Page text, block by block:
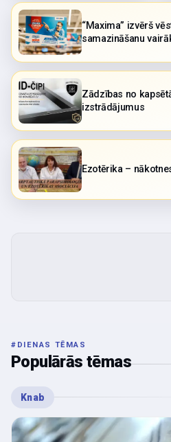
“Maxima” izvērš
samazināšanu
Zādzības no
izstrādājumus
Ezotērika –
# DIENAS TĒMAS
Populārās tēmas
Knab